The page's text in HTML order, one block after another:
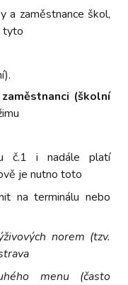
a zaměstnance škol,
tyto
(školní
č.1 i nadále platí
je nutno toto
na terminálu nebo
norem (tzv.
menu (často